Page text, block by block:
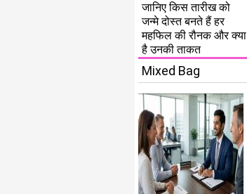
जानिए किस तारीख को
जन्मे दोस्त बनते हैं हर
महफिल की रौनक और क्या
है उनकी ताकत
Mixed Bag